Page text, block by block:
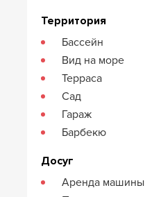
Территория
Бассейн
Вид на море
Терраса
Сад
Гараж
Барбекю
Досуг
Аренда машины